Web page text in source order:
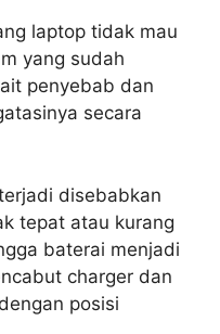
laptop tidak mau
yang sudah
penyebab dan
secara
disebabkan
tepat atau kurang
baterai menjadi
charger dan
posisi